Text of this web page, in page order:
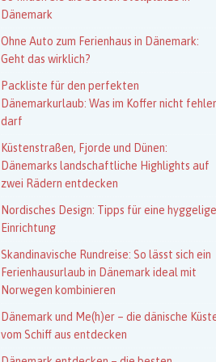
Dänemark
Ohne Auto zum Ferienhaus in Dänemark:
Geht das wirklich?
Packliste für den perfekten
Dänemarkurlaub: Was im Koffer nicht
darf
Küstenstraßen, Fjorde und Dünen:
Dänemarks landschaftliche Highlights auf
zwei Rädern entdecken
Nordisches Design: Tipps für eine hyggelige
Einrichtung
Skandinavische Rundreise: So lässt sich ein
Ferienhausurlaub in Dänemark ideal mit
Norwegen kombinieren
Dänemark und Me(h)er – die dänische
vom Schiff aus entdecken